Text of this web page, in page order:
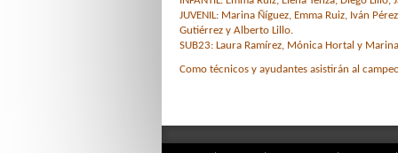
JUVENIL: Marina Ñíguez, Emma Ruiz, Iván
Gutiérrez y Alberto Lillo.
SUB23: Laura Ramírez, Mónica Hortal y
Como técnicos y ayudantes asistirán al